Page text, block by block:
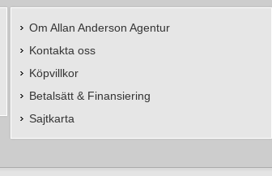
Om Allan Anderson Agentur
Kontakta oss
Köpvillkor
Betalsätt & Finansiering
Sajtkarta